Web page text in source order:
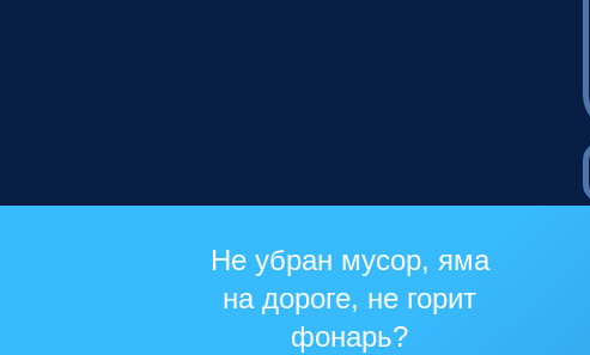
Не убран мусор, яма
на дороге, не горит
фонарь?